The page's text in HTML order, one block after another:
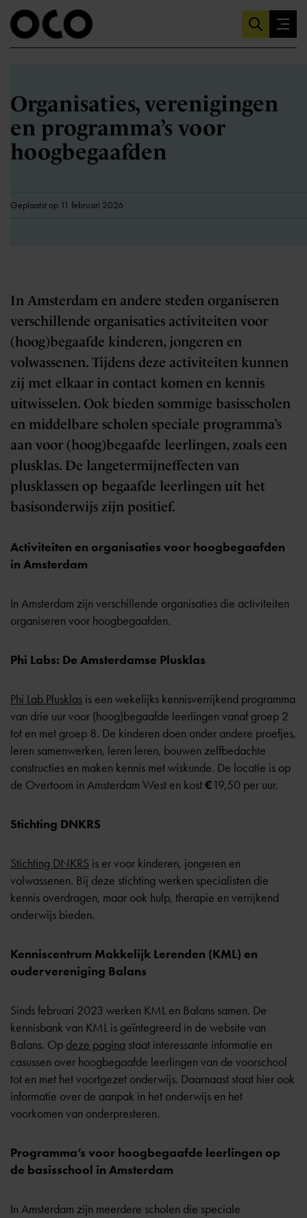
Organisaties, verenigingen
en programma’s voor
hoogbegaafden
Geplaatst op 11 februari 2026
In Amsterdam en andere steden organiseren
verschillende organisaties activiteiten voor
(hoog)begaafde kinderen, jongeren en
volwassenen. Tijdens deze activiteiten kunnen
zij met elkaar in contact komen en kennis
uitwisselen. Ook bieden sommige basisscholen
en middelbare scholen speciale programma’s
aan voor (hoog)begaafde leerlingen, zoals een
plusklas. De langetermijneffecten van
plusklassen op begaafde leerlingen uit het
basisonderwijs zijn positief.
Activiteiten en organisaties voor hoogbegaafden
in Amsterdam
In Amsterdam zijn verschillende organisaties die activiteiten
organiseren voor hoogbegaafden.
Phi Labs: De Amsterdamse Plusklas
Phi Lab Plusklas is een wekelijks kennisverrijkend programma
van drie uur voor (hoog)begaafde leerlingen vanaf groep 2
tot en met groep 8. De kinderen doen onder andere proefjes,
leren samenwerken, leren leren, bouwen zelfbedachte
constructies en maken kennis met wiskunde. De locatie is op
de Overtoom in Amsterdam West en kost€19,50 per uur.
Stichting DNKRS
Stichting DNKRS is er voor kinderen, jongeren en
volwassenen. Bij deze stichting werken specialisten die
kennis overdragen, maar ook hulp, therapie en verrijkend
onderwijs bieden.
Kenniscentrum Makkelijk Lerenden (KML) en
oudervereniging Balans
Sinds februari 2023 werken KML en Balans samen. De
kennisbank van KML is geïntegreerd in de website van
Balans. Op deze pagina staat interessante informatie en
casussen over hoogbegaafde leerlingen van de voorschool
tot en met het voortgezet onderwijs. Daarnaast staat hier ook
informatie over de aanpak in het onderwijs en het
voorkomen van onderpresteren.
Programma’s voor hoogbegaafde leerlingen op
de basisschool in Amsterdam
In Amsterdam zijn meerdere scholen die speciale